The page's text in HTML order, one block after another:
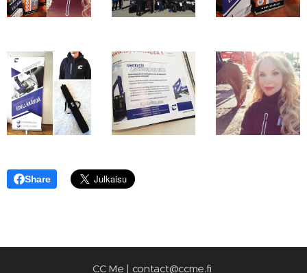
Share
CC Me | contact@ccme.fi